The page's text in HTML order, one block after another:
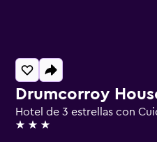
Drumcorroy
Hotel de 3 estrellas con
3 estrellas